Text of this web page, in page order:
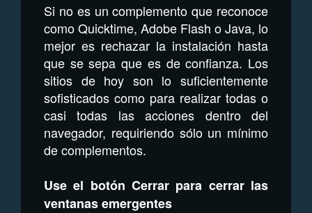
Si no es un complemento que reconoce
como Quicktime, Adobe Flash o Java, lo
mejor es rechazar la instalación hasta
que se sepa que es de confianza. Los
sitios de hoy son lo suficientemente
sofisticados como para realizar todas o
casi todas las acciones dentro del
navegador, requiriendo sólo un mínimo
de complementos.
Use el botón Cerrar para cerrar las
ventanas emergentes